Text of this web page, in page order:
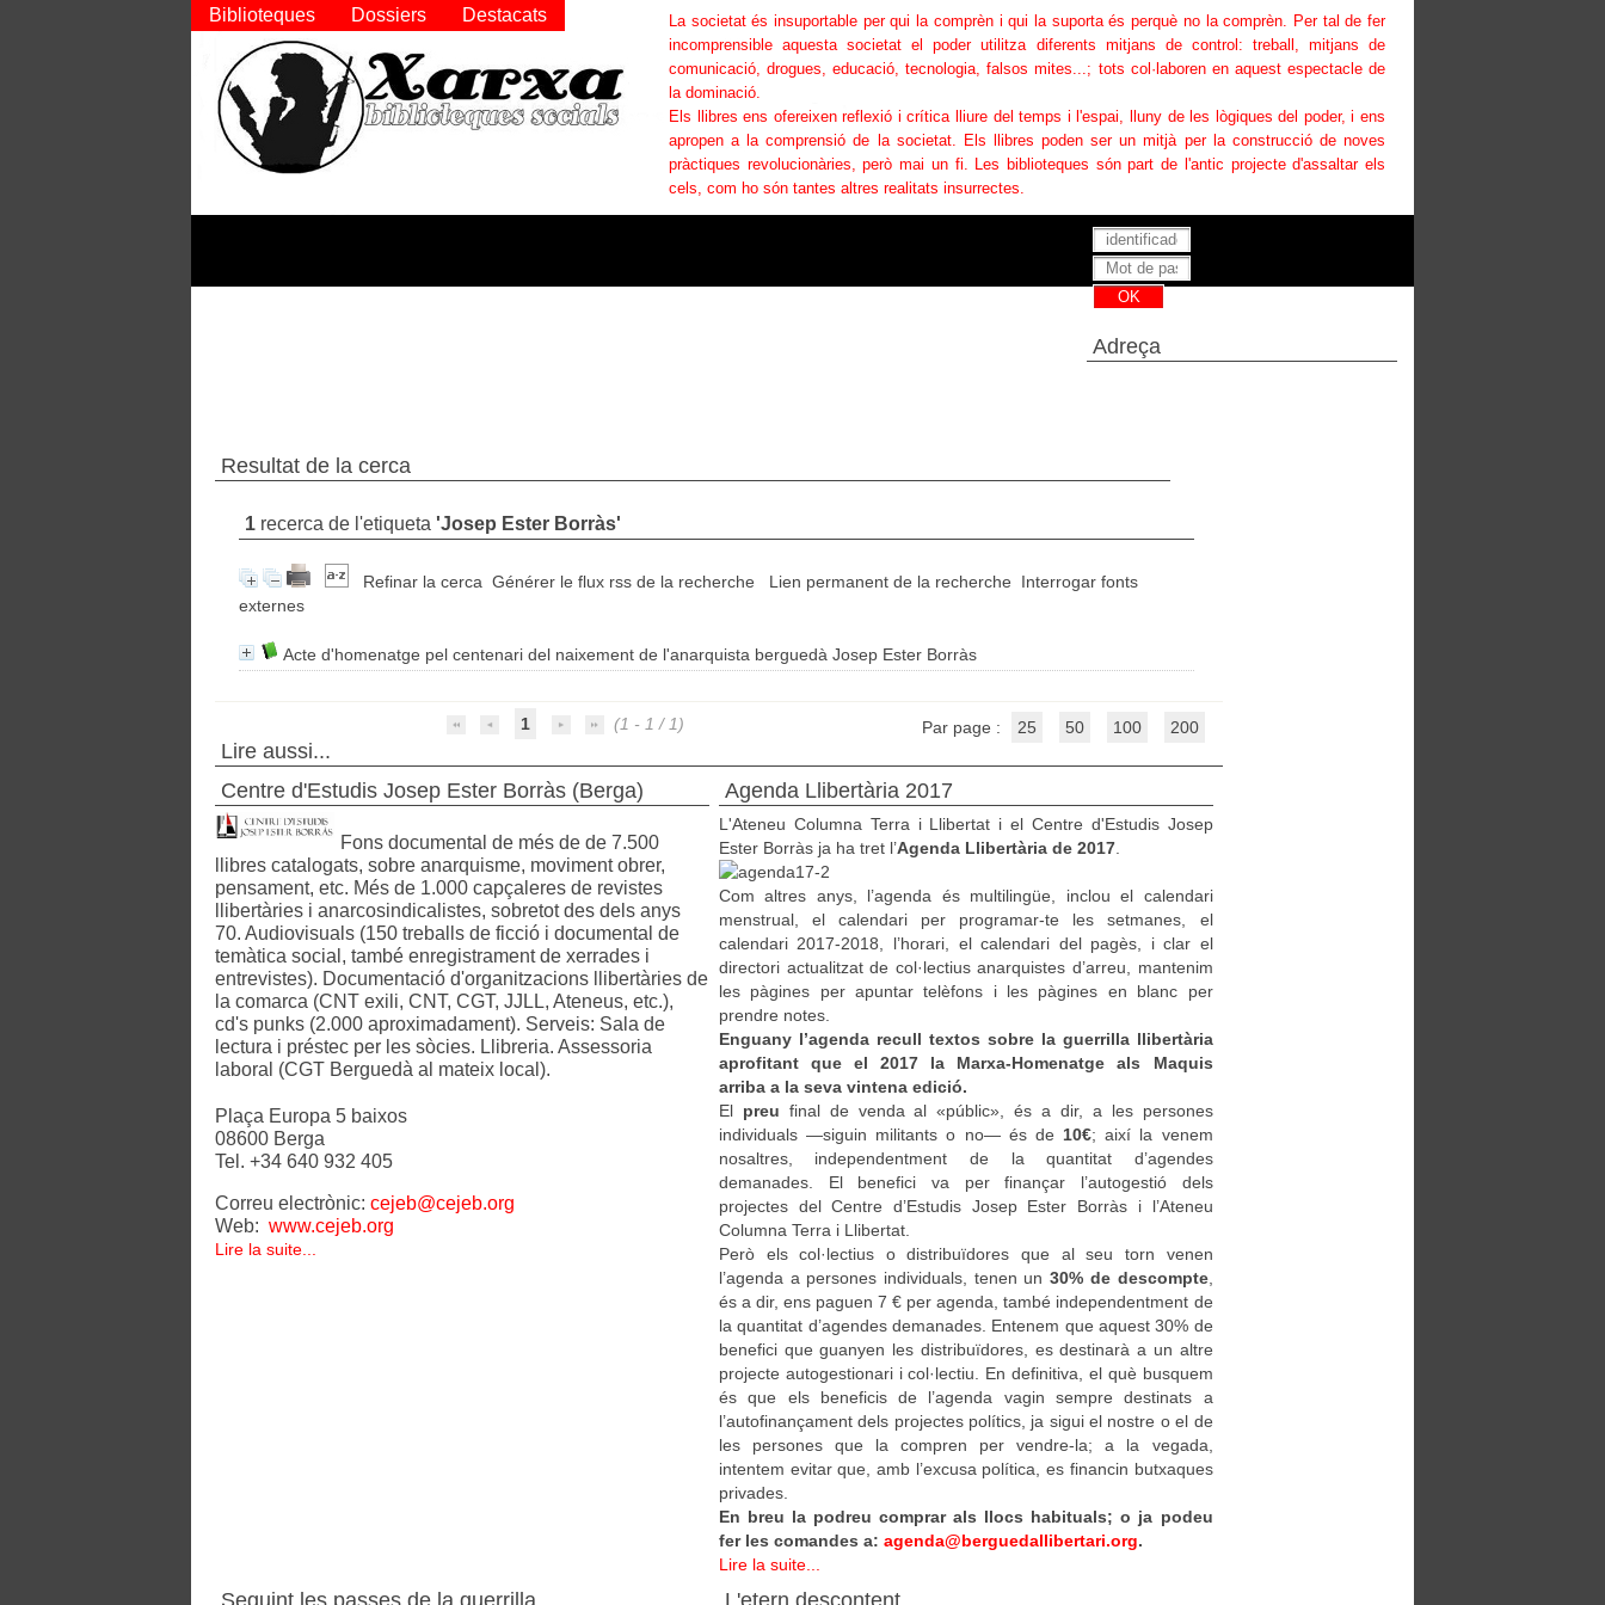
Resultat de la cerca
1 recerca de l'etiqueta 'Josep Ester Borràs'
Refinar la cerca Générer le flux rss de la recherche Lien permanent de la recherche
Interrogar fonts
externes
Acte d'homenatge pel centenari del naixement de l'anarquista berguedà Josep Ester Borràs
1 (1 - 1 / 1) Par page : 25 50 100 200
Lire aussi...
Centre d'Estudis Josep Ester Borràs (Berga)
Fons documental de més de de 7.500
llibres catalogats, sobre anarquisme, moviment obrer,
pensament, etc. Més de 1.000 capçaleres de revistes
llibertàries i anarcosindicalistes, sobretot des dels anys
70. Audiovisuals (150 treballs de ficció i documental de
temàtica social, també enregistrament de xerrades i
entrevistes). Documentació d'organitzacions llibertàries de
la comarca (CNT exili, CNT, CGT, JJLL, Ateneus, etc.),
cd's punks (2.000 aproximadament). Serveis: Sala de
lectura i préstec per les sòcies. Llibreria. Assessoria
laboral (CGT Berguedà al mateix local).
Plaça Europa 5 baixos
08600 Berga
Te l. +34 640 932 405
Correu electrònic: cejeb@cejeb.org
Web: www.cejeb.org
Lire la suite...
Agenda Llibertària 2017
L'Ateneu Columna Terra i Llibertat i el Centre d'Estudis Josep
Ester Borràs ja ha tret l’Agenda Llibertària de 2017.
Com altres anys, l’agenda és multilingüe, inclou el calendari
menstrual, el calendari per programar-te les setmanes, el
calendari 2017-2018, l’horari, el calendari del pagès, i clar el
directori actualitzat de col·lectius anarquistes d’arreu, mantenim
les pàgines per apuntar telèfons i les pàgines en blanc per
prendre notes.
Enguany l’agenda recull textos sobre la guerrilla llibertària
aprofitant que el 2017 la Marxa-Homenatge als Maquis
arriba a la seva vintena edició.
El preu final de venda al «públic», és a dir, a les persones
individuals —siguin militants o no— és de 10€; així la venem
nosaltres, independentment de la quantitat d’agendes
demanades. El benefici va per finançar l’autogestió dels
projectes del Centre d’Estudis Josep Ester Borràs i l’Ateneu
Columna Terra i Llibertat.
Però els col·lectius o distribuïdores que al seu torn venen
l’agenda a persones individuals, tenen un30% de descompte,
és a dir, ens paguen 7 € per agenda, també independentment de
la quantitat d’agendes demanades. Entenem que aquest 30% de
benefici que guanyen les distribuïdores, es destinarà a un altre
projecte autogestionari i col·lectiu. En definitiva, el què busquem
és que els beneficis de l’agenda vagin sempre destinats a
l’autofinançament dels projectes polítics, ja sigui el nostre o el de
les persones que la compren per vendre-la; a la vegada,
intentem evitar que, amb l’excusa política, es financin butxaques
privades.
En breu la podreu comprar als llocs habituals; o ja podeu
fer les comandes a: agenda@berguedallibertari.org.
Lire la suite...
Seguint les passes de la guerrilla L'etern descontent
La societat és insuportable per qui la comprèn i qui la suporta és perquè no la comprèn. Per tal de fer
incomprensible aquesta societat el poder utilitza diferents mitjans de control: treball, mitjans de
comunicació, drogues, educació, tecnologia, falsos mites...; tots col·laboren en aquest espectacle de
la dominació.
Els llibres ens ofereixen reflexió i crítica lliure del temps i l'espai, lluny de les lògiques del poder, i ens
apropen a la comprensió de la societat. Els llibres poden ser un mitjà per la construcció de noves
pràctiques revolucionàries, però mai un fi. Les biblioteques són part de l'antic projecte d'assaltar els
cels, com ho són tantes altres realitats insurrectes.
Biblioteques Dossiers Destacats
Adreça